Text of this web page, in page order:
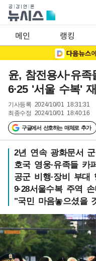
메인 랭킹
윤, 참전용사·유
6·25 '서울 수복'
기사등록 2024/10/01 18:31:31
최종수정 2024/10/01 18:40:16
구글에서 선호하는 매체로 추가
2년 연속 광화문서
호국 영웅·유족들 카
공군 비행·장비 부
9·28서울수복 주역
"국민 마음놓으셨을